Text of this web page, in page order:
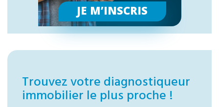
JE M’INSCRIS
Trouvez votre diagnostiqueur
immobilier le plus proche !